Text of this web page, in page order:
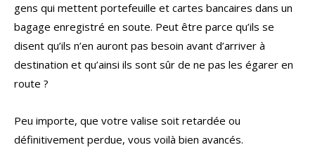
gens qui mettent portefeuille et cartes bancaires dans un
bagage enregistré en soute. Peut être parce qu’ils se
disent qu’ils n’en auront pas besoin avant d’arriver à
destination et qu’ainsi ils sont sûr de ne pas les égarer en
route ?
Peu importe, que votre valise soit retardée ou
définitivement perdue, vous voilà bien avancés.